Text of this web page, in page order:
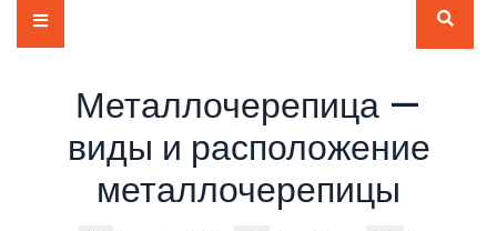
Кнопка
Металлочерепица —
виды и расположение
металлочерепицы